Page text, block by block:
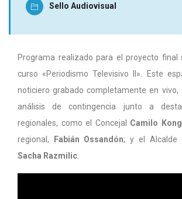
Sello Audiovisual
Programa realizado para el proyecto final
curso «Periodismo Televisivo II». Este
noticiero grabado completamente en vivo,
análisis de contingencia junto a
regionales, como el Concejal Camilo Kong
regional,
Fabián Ossandón; y el Alcalde
Sacha Razmilic